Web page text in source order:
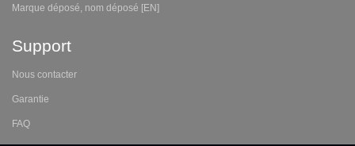
Marque déposé, nom déposé [EN]
Support
Nous contacter
Garantie
FAQ